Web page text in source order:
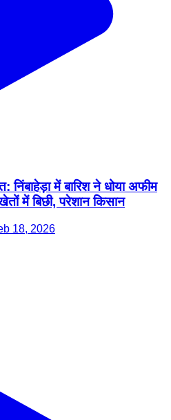
निंबाहेड़ा में बारिश ने धोया अफीम
में बिछी, परेशान किसान
18, 2026